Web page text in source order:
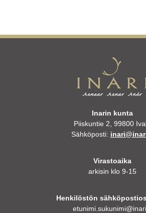
Inarin kunta
Piiskuntie 2, 99800
Sähköposti:
Virastoaika
arkisin klo 9-15
Henkilöstön